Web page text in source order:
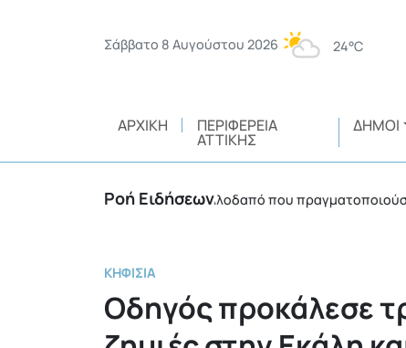
Σάββατο 8 Αυγούστου 2026 24°C
ΑΡΧΙΚΉ ΠΕΡΙΦΈΡΕΙΑ
ΑΤΤΙΚΉΣ
ΔΉΜΟΙ
Ροή Ειδήσεων
3.750 ευρώ σε αλλοδαπό που πραγματοποιούσε
ΚΗΦΙΣΙΆ
Οδηγός προκάλεσε